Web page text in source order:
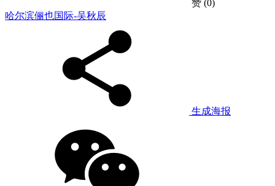
赞 (0)
哈尔滨俪也国际-吴秋辰
生成海报